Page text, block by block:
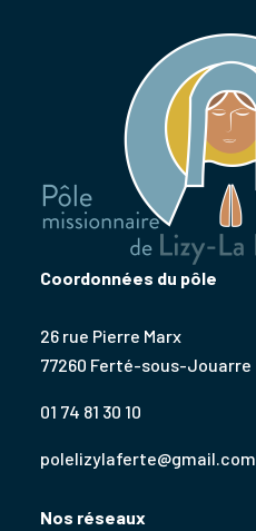
Coordonnées du pôle
26 rue Pierre Marx
77260 Ferté-sous-Jouarre
01 74 81 30 10
polelizylaferte@gmail.com
Nos réseaux